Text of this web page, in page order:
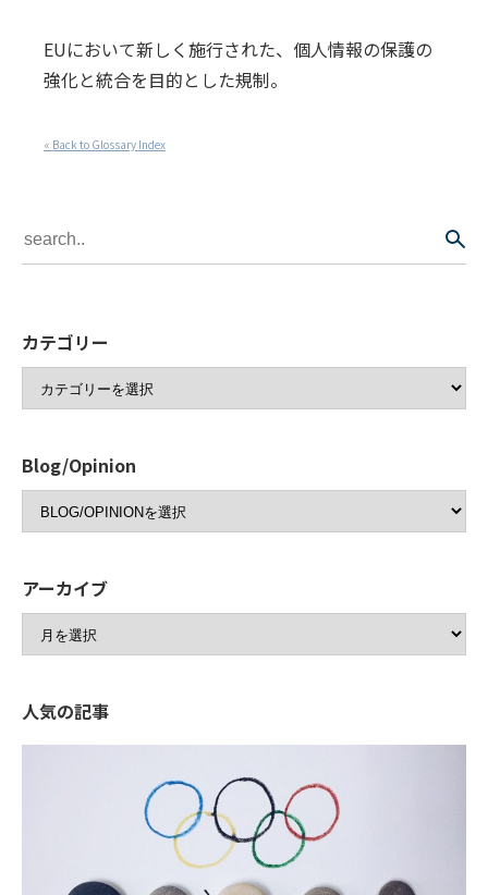
EUにおいて新しく施行された、個人情報の保護の
強化と統合を目的とした規制。
« Back to Glossary Index
カテゴリー
Blog/Opinion
アーカイブ
人気の記事